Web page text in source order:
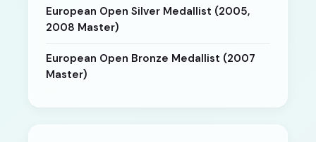
European Open Silver Medallist (2005,
2008 Master)
European Open Bronze Medallist (2007
Master)